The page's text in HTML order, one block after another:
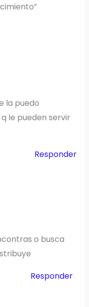
la puedo
le pueden servir
Responder
o busca
Responder